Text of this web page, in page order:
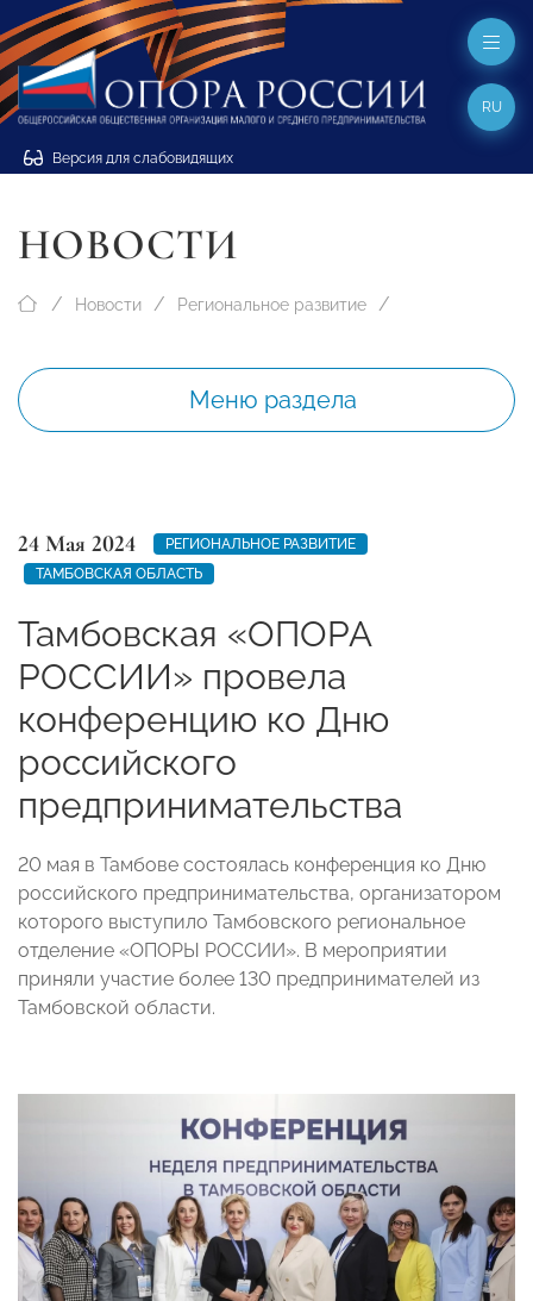
Версия для слабовидящих
RU
НОВОСТИ
Новости Региональное развитие
Меню раздела
24 Мая 2024
РЕГИОНАЛЬНОЕ РАЗВИТИЕ
ТАМБОВСКАЯ ОБЛАСТЬ
Тамбовская «ОПОРА
РОССИИ» провела
конференцию ко Дню
российского
предпринимательства
20 мая в Тамбове состоялась конференция ко Дню
российского предпринимательства, организатором
которого выступило Тамбовского региональное
отделение «ОПОРЫ РОССИИ». В мероприятии
приняли участие более 130 предпринимателей из
Тамбовской области.